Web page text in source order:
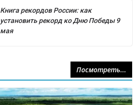
Книга рекордов России: как
установить рекорд ко Дню Победы 9
мая
Посмотреть...